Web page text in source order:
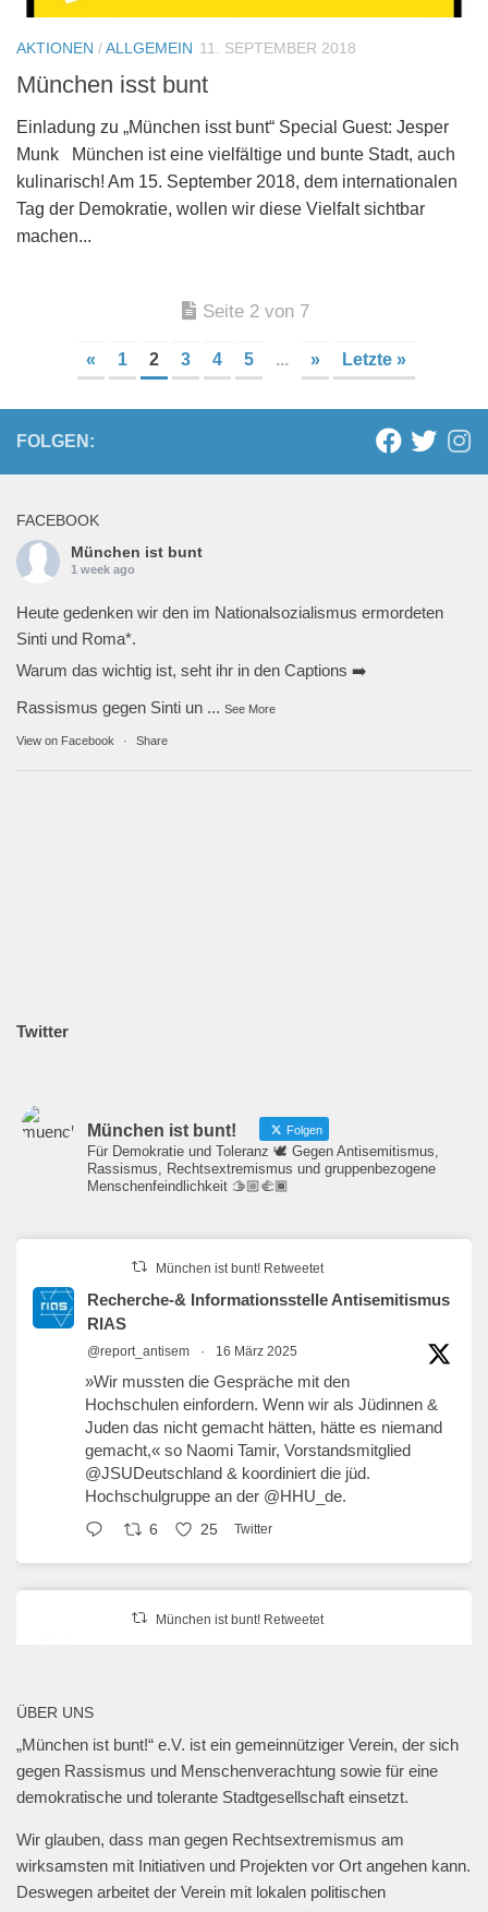
AKTIONEN /ALLGEMEIN 11. SEPTEMBER 2018
München isst bunt
Einladung zu „München isst bunt“ Special Guest: Jesper
Munk München ist eine vielfältige und bunte Stadt, auch
kulinarisch! Am 15. September 2018, dem internationalen
Tag der Demokratie, wollen wir diese Vielfalt sichtbar
machen...
Seite 2 von 7
« 1 2 3 4 5 ... » Letzte »
FOLGEN:
FACEBOOK
München ist bunt
1 week ago
Heute gedenken wir den im Nationalsozialismus ermordeten
Sinti und Roma*.
Warum das wichtig ist, seht ihr in den Captions ➡️
Rassismus gegen Sinti un ... See More
View on Facebook · Share
Twitter
München ist bunt! Folgen
Für Demokratie und Toleranz 🕊️ Gegen Antisemitismus,
Rassismus, Rechtsextremismus und gruppenbezogene
Menschenfeindlichkeit 🫱🏼‍🫲🏾
München ist bunt! Retweetet
Recherche-& Informationsstelle Antisemitismus
RIAS
@report_antisem · 16 März 2025
»Wir mussten die Gespräche mit den
Hochschulen einfordern. Wenn wir als Jüdinnen &
Juden das nicht gemacht hätten, hätte es niemand
gemacht,« so Naomi Tamir, Vorstandsmitglied
@JSUDeutschland & koordiniert die jüd.
Hochschulgruppe an der @HHU_de.
6 25 Twitter
München ist bunt! Retweetet
📍Geschwister-Scholl-Platz, 27. Januar 2025,
@muenchen_bunt🎗️
#muenchengegenantisemitismus#neveragainisnow
#bringthemhomenow
2 13 Twitter
ÜBER UNS
„München ist bunt!“ e.V. ist ein gemeinnütziger Verein, der sich
gegen Rassismus und Menschenverachtung sowie für eine
demokratische und tolerante Stadtgesellschaft einsetzt.
Wir glauben, dass man gegen Rechtsextremismus am
wirksamsten mit Initiativen und Projekten vor Ort angehen kann.
Deswegen arbeitet der Verein mit lokalen politischen